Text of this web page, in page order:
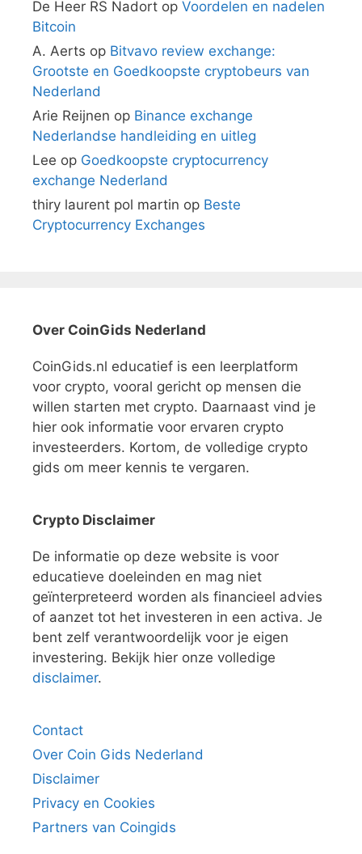
De Heer RS Nadort op Voordelen en nadelen
Bitcoin
A. Aerts op Bitvavo review exchange:
Grootste en Goedkoopste cryptobeurs van
Nederland
Arie Reijnen op Binance exchange
Nederlandse handleiding en uitleg
Lee op Goedkoopste cryptocurrency
exchange Nederland
thiry laurent pol martin op Beste
Cryptocurrency Exchanges
Over CoinGids Nederland
CoinGids.nl educatief is een leerplatform
voor crypto, vooral gericht op mensen die
willen starten met crypto. Daarnaast vind je
hier ook informatie voor ervaren crypto
investeerders. Kortom, de volledige crypto
gids om meer kennis te vergaren.
Crypto Disclaimer
De informatie op deze website is voor
educatieve doeleinden en mag niet
geïnterpreteerd worden als financieel advies
of aanzet tot het investeren in een activa. Je
bent zelf verantwoordelijk voor je eigen
investering. Bekijk hier onze volledige
disclaimer.
Contact
Over Coin Gids Nederland
Disclaimer
Privacy en Cookies
Partners van Coingids